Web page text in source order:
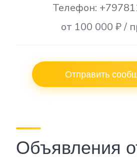
Телефон:
от 100 000 ₽ /
Отправить
Объявления